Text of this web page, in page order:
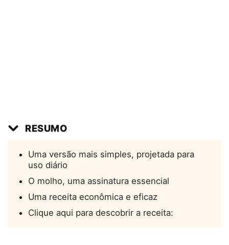
RESUMO
Uma versão mais simples, projetada para
uso diário
O molho, uma assinatura essencial
Uma receita econômica e eficaz
Clique aqui para descobrir a receita: